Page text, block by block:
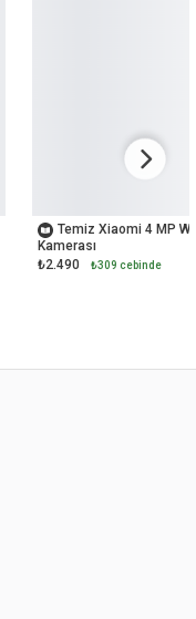
Temiz Xiaomi 4 MP
Kamerası
₺2.490
₺309 cebinde